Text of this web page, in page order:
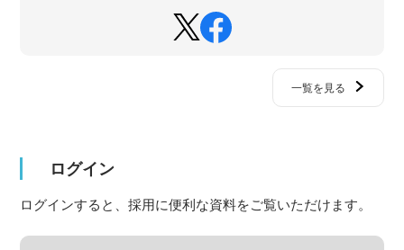
一覧を見る
ログイン
ログインすると、採用に便利な資料をご覧いただけます。